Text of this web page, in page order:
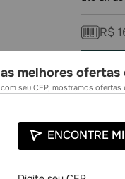
R$
as melhores
com seu CEP, mostramos ofertas
ENCONTRE